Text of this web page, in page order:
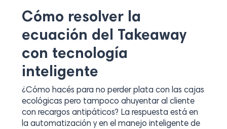
Cómo resolver la
ecuación del Takeaway
con tecnología
inteligente
¿Cómo hacés para no perder plata con las cajas
ecológicas pero tampoco ahuyentar al cliente
con recargos antipáticos? La respuesta está en
la automatización y en el manejo inteligente de